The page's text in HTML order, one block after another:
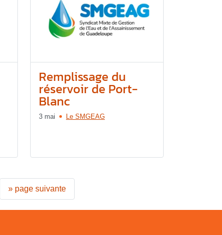
Remplissage du
réservoir de Port-
Blanc
3 mai Le SMGEAG
» page suivante